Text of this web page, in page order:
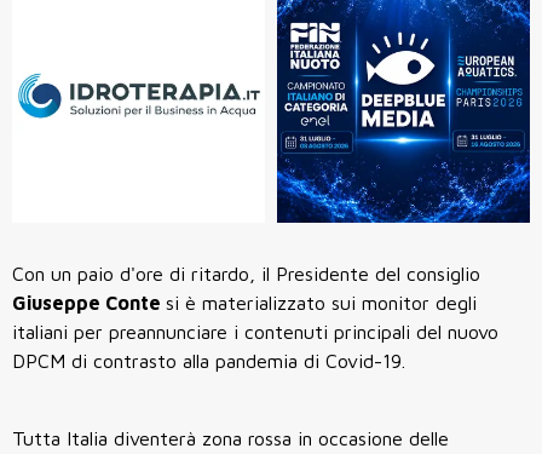
Con un paio d'ore di ritardo, il Presidente del consiglio
Giuseppe Conte si è materializzato sui monitor degli
italiani per preannunciare i contenuti principali del nuovo
DPCM di contrasto alla pandemia di Covid-19.
Tutta Italia diventerà zona rossa in occasione delle